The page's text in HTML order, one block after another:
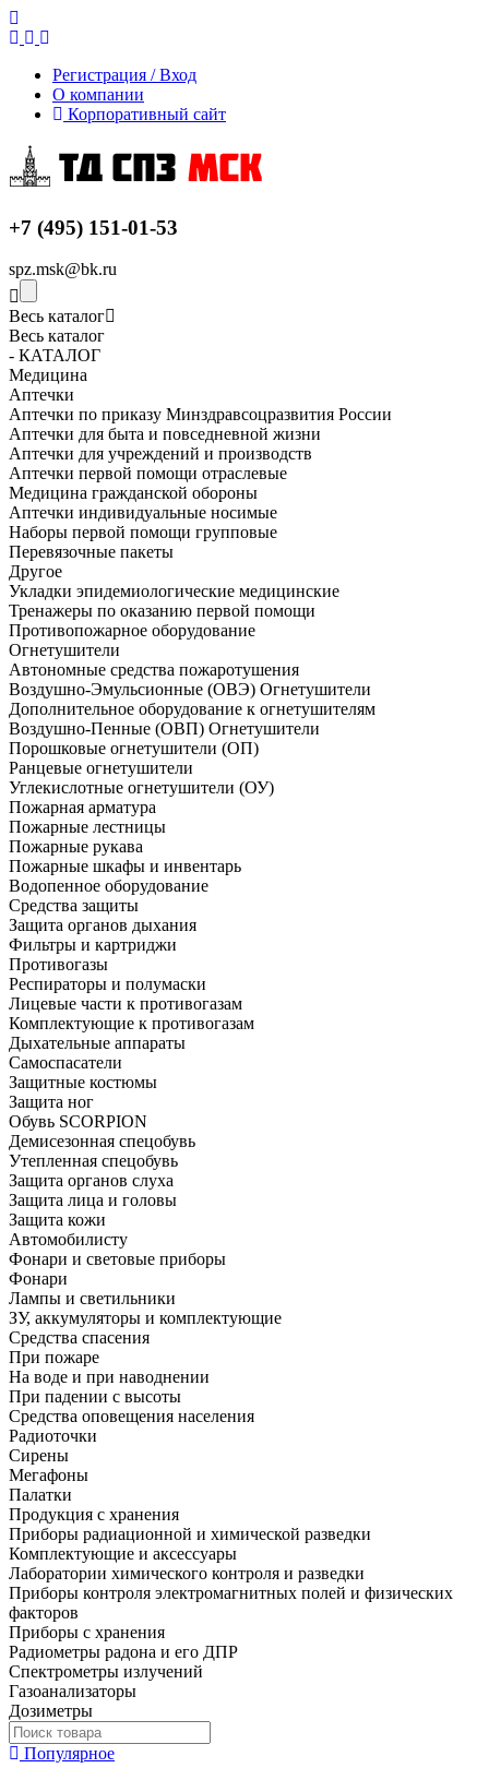
Регистрация / Вход
О компании
Корпоративный сайт
+7 (495) 151-01-53
spz.msk@bk.ru
Весь каталог
Весь каталог
- КАТАЛОГ
Медицина
Аптечки
Аптечки по приказу Минздравсоцразвития России
Аптечки для быта и повседневной жизни
Аптечки для учреждений и производств
Аптечки первой помощи отраслевые
Медицина гражданской обороны
Аптечки индивидуальные носимые
Наборы первой помощи групповые
Перевязочные пакеты
Другое
Укладки эпидемиологические медицинские
Тренажеры по оказанию первой помощи
Противопожарное оборудование
Огнетушители
Автономные средства пожаротушения
Воздушно-Эмульсионные (ОВЭ) Огнетушители
Дополнительное оборудование к огнетушителям
Воздушно-Пенные (ОВП) Огнетушители
Порошковые огнетушители (ОП)
Ранцевые огнетушители
Углекислотные огнетушители (ОУ)
Пожарная арматура
Пожарные лестницы
Пожарные рукава
Пожарные шкафы и инвентарь
Водопенное оборудование
Средства защиты
Защита органов дыхания
Фильтры и картриджи
Противогазы
Респираторы и полумаски
Лицевые части к противогазам
Комплектующие к противогазам
Дыхательные аппараты
Самоспасатели
Защитные костюмы
Защита ног
Обувь SCORPION
Демисезонная спецобувь
Утепленная спецобувь
Защита органов слуха
Защита лица и головы
Защита кожи
Автомобилисту
Фонари и световые приборы
Фонари
Лампы и светильники
ЗУ, аккумуляторы и комплектующие
Средства спасения
При пожаре
На воде и при наводнении
При падении с высоты
Средства оповещения населения
Радиоточки
Сирены
Мегафоны
Палатки
Продукция с хранения
Приборы радиационной и химической разведки
Комплектующие и аксессуары
Лаборатории химического контроля и разведки
Приборы контроля электромагнитных полей и физических
факторов
Приборы с хранения
Радиометры радона и его ДПР
Спектрометры излучений
Газоанализаторы
Дозиметры
Популярное